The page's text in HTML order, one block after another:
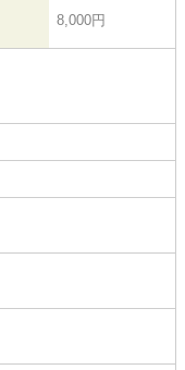
8,000円